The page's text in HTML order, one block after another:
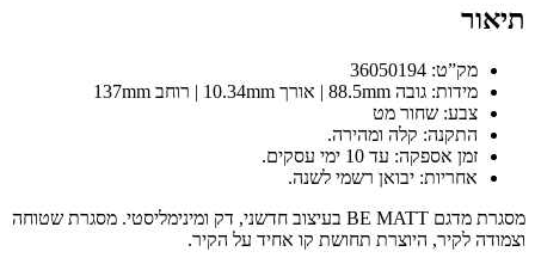
תיאור
מק”ט: 36050194
מידות: גובה 88.5mm | אורך 10.34mm | רוחב 137mm
צבע: שחור מט
התקנה: קלה ומהירה.
זמן אספקה: עד 10 ימי עסקים.
אחריות: יבואן רשמי לשנה.
מסגרת מדגם BE MATT
בעיצוב חדשני, דק ומינימליסטי. מסגרת שטוחה
וצמודה לקיר, היוצרת תחושת קו אחיד על הקיר.